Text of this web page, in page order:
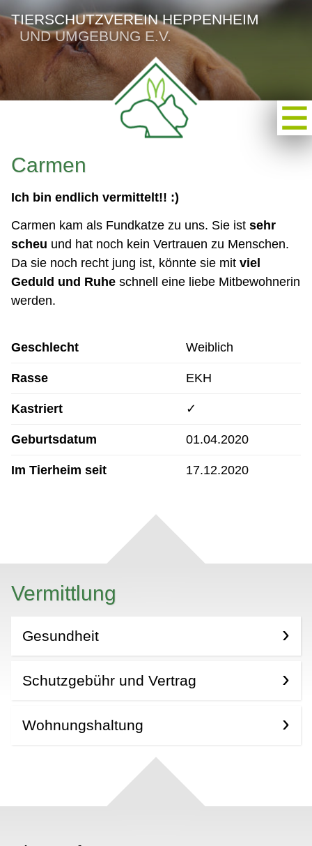
TIERSCHUTZVEREIN HEPPENHEIM
UND UMGEBUNG E.V.
Carmen
Ich bin endlich vermittelt!! :)
Carmen kam als Fundkatze zu uns. Sie ist sehr
scheu und hat noch kein Vertrauen zu Menschen.
Da sie noch recht jung ist, könnte sie mit viel
Geduld und Ruhe schnell eine liebe Mitbewohnerin
werden.
Geschlecht Weiblich
Rasse EKH
Kastriert ✓
Geburtsdatum 01.04.2020
Im Tierheim seit 17.12.2020
Vermittlung
Gesundheit
Schutzgebühr und Vertrag
Wohnungshaltung